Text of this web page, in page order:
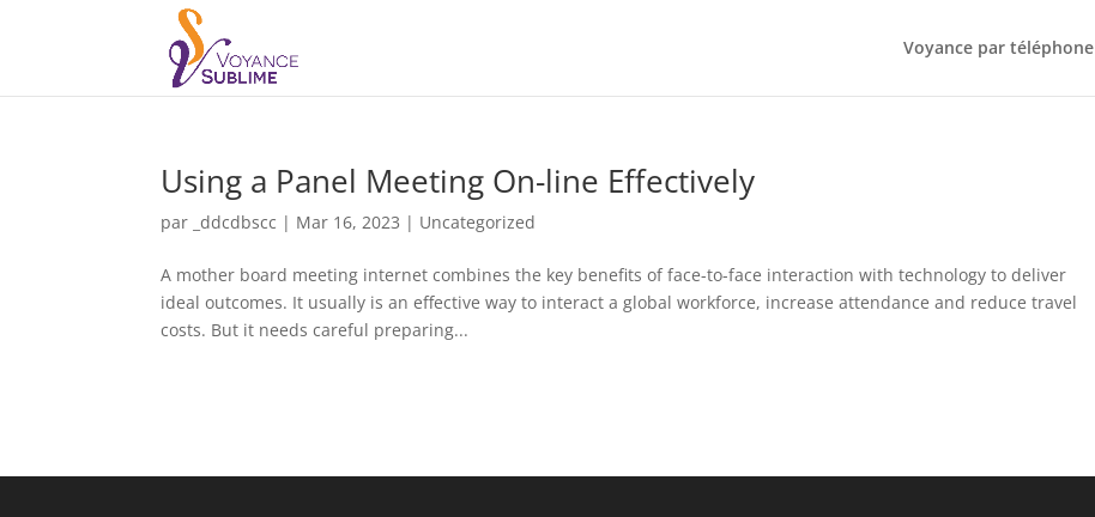
Voyance par téléphone
Using a Panel Meeting On-line Effectively
par _ddcdbscc | Mar 16, 2023 | Uncategorized
A mother board meeting internet combines the key benefits of face-to-face interaction with technology to deliver
ideal outcomes. It usually is an effective way to interact a global workforce, increase attendance and reduce travel
costs. But it needs careful preparing...